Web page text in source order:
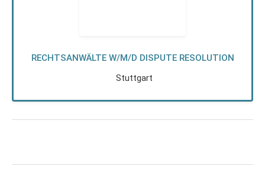
RECHTSANWÄLTE W/M/D DISPUTE RESOLUTION
Stuttgart